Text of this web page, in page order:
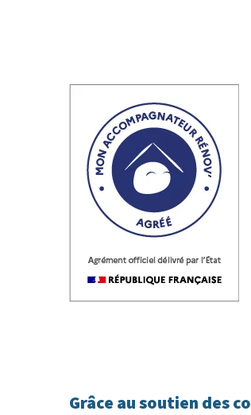
Grâce au soutien des